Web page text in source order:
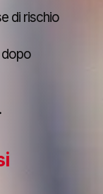
di rischio
dopo